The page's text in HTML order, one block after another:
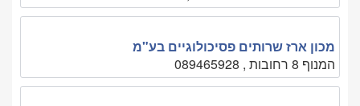
מכון ארז שרותים פסיכולוגיים בע"מ
המנוף 8 רחובות , 089465928